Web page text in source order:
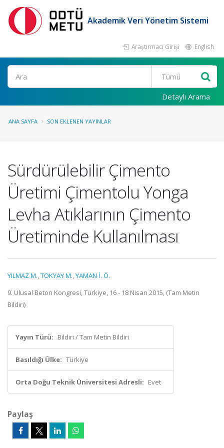
Akademik Veri Yönetim Sistemi
Araştırmacı Girişi English
Ara
Detaylı Arama
ANA SAYFA SON EKLENEN YAYINLAR
Sürdürülebilir Çimento
Üretimi Çimentolu Yonga
Levha Atıklarının Çimento
Üretiminde Kullanılması
YILMAZ M.,TOKYAY M.,YAMAN İ. Ö.
9. Ulusal Beton Kongresi, Türkiye, 16 - 18 Nisan 2015, (Tam Metin
Bildiri)
Yayın Türü: Bildiri / Tam Metin Bildiri
Basıldığı Ülke: Türkiye
Orta Doğu Teknik Üniversitesi Adresli: Evet
Paylaş